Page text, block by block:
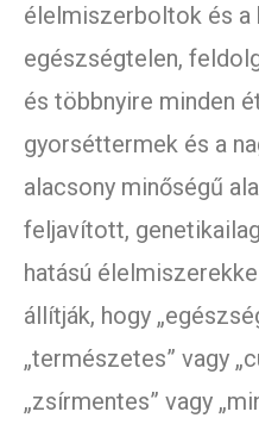
élelmiszerboltok és a
egészségtelen,
és többnyire minden
gyorséttermek és a
alacsony minőségű
feljavított,
hatású
állítják, hogy
„természetes” vagy
„zsírmentes” vagy